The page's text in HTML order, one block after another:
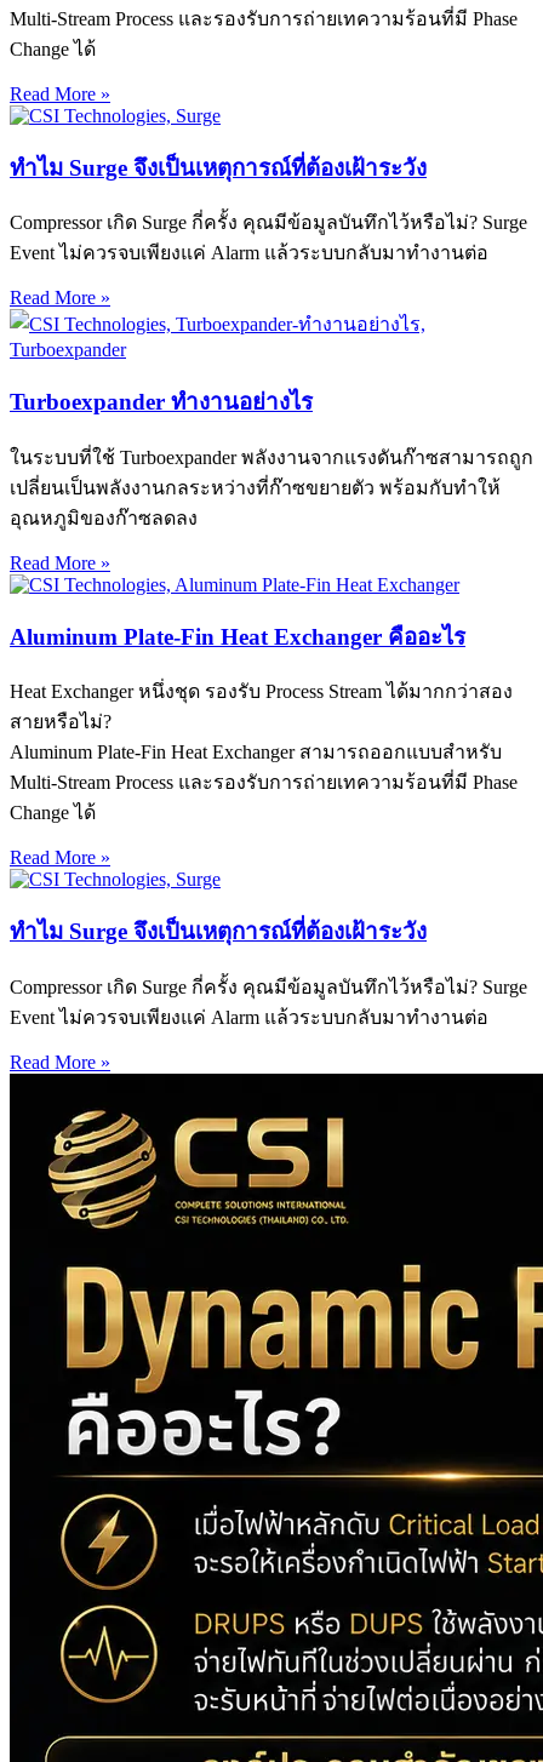
Multi-Stream Process และรองรับการถ่ายเทความร้อนที่มี Phase
Change ได้
Read More »
ทำไม Surge จึงเป็นเหตุการณ์ที่ต้องเฝ้าระวัง
Compressor เกิด Surge กี่ครั้ง คุณมีข้อมูลบันทึกไว้หรือไม่? Surge
Event ไม่ควรจบเพียงแค่ Alarm แล้วระบบกลับมาทำงานต่อ
Read More »
Turboexpander ทำงานอย่างไร
ในระบบที่ใช้ Turboexpander พลังงานจากแรงดันก๊าซสามารถถูก
เปลี่ยนเป็นพลังงานกลระหว่างที่ก๊าซขยายตัว พร้อมกับทำให้
อุณหภูมิของก๊าซลดลง
Read More »
Aluminum Plate-Fin Heat Exchanger คืออะไร
Heat Exchanger หนึ่งชุด รองรับ Process Stream ได้มากกว่าสอง
สายหรือไม่?
Aluminum Plate-Fin Heat Exchanger สามารถออกแบบสำหรับ
Multi-Stream Process และรองรับการถ่ายเทความร้อนที่มี Phase
Change ได้
Read More »
ทำไม Surge จึงเป็นเหตุการณ์ที่ต้องเฝ้าระวัง
Compressor เกิด Surge กี่ครั้ง คุณมีข้อมูลบันทึกไว้หรือไม่? Surge
Event ไม่ควรจบเพียงแค่ Alarm แล้วระบบกลับมาทำงานต่อ
Read More »